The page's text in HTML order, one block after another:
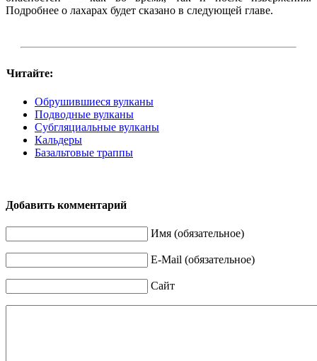
Подробнее о лахарах будет сказано в следующей главе.
Читайте:
Обрушившиеся вулканы
Подводные вулканы
Субгляциальные вулканы
Кальдеры
Базальтовые траппы
Добавить комментарий
Имя (обязательное)
E-Mail (обязательное)
Сайт